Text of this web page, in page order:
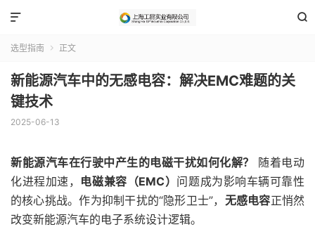


选型指南  正文
新能源汽车中的无感电容：解决EMC难题的关
键技术
2025-06-13
新能源汽车在行驶中产生的电磁干扰如何化解？
随着电动
化进程加速， 电磁兼容（EMC） 问题成为影响车辆可靠性
的核心挑战。作为抑制干扰的“隐形卫士”， 无感电容正悄然
改变新能源汽车的电子系统设计逻辑。